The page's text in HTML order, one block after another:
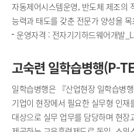
자동제어시스템운영, 반도체 제조의
능력과 태도를 갖춘 전문가 양성을 목
운영자격 : 전자기기하드웨어개발
고숙련 일학습병행(P-
일학습병행은 『산업현장 일학습병
기업이 현장에서 필요한 실무형 인재
대상으로 실무 업무를 담당하며 현장